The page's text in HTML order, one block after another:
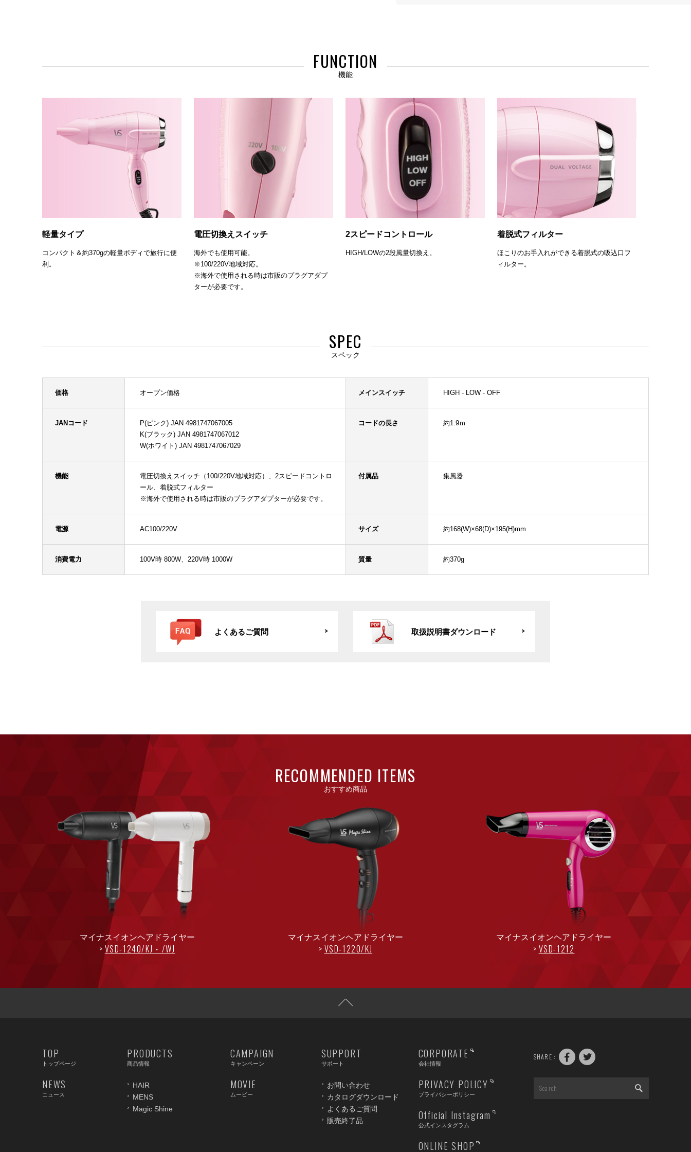
FUNCTION
機能
軽量タイプ
コンパクト＆約370gの軽量ボディで旅行に便
利。
電圧切換えスイッチ
海外でも使用可能。
※100/220V地域対応。
※海外で使用される時は市販のプラグアダプ
ターが必要です。
2スピードコントロール
HIGH/LOWの2段風量切換え。
着脱式フィルター
ほこりのお手入れができる着脱式の吸込口フ
ィルター。
SPEC
スペック
価格 オープン価格
JANコード
P(ピンク) JAN 4981747067005
K(ブラック) JAN 4981747067012
W(ホワイト) JAN 4981747067029
機能
電圧切換えスイッチ（100/220V地域対応）、2スピードコントロ
ール、着脱式フィルター
※海外で使用される時は市販のプラグアダプターが必要です。
電源 AC100/220V
消費電力 100V時 800W、220V時 1000W
メインスイッチ HIGH - LOW - OFF
コードの長さ 約1.9ｍ
付属品 集風器
サイズ 約168(W)×68(D)×195(H)mm
質量 約370g
よくあるご質問 取扱説明書ダウンロード
RECOMMENDED ITEMS
おすすめ商品
マイナスイオンヘアドライヤー
VSD-1240/KJ・/WJ
マイナスイオンヘアドライヤー
VSD-1220/KJ
マイナスイオンヘアドライヤー
VSD-1212
TOP
トップページ
NEWS
ニュース
PRODUCTS
商品情報
HAIR
MENS
Magic Shine
CAMPAIGN
キャンペーン
MOVIE
ムービー
SUPPORT
サポート
お問い合わせ
カタログダウンロード
よくあるご質問
販売終了品
CORPORATE
会社情報
PRIVACY POLICY
プライバシーポリシー
Official Instagram
公式インスタグラム
ONLINE SHOP
SHARE :